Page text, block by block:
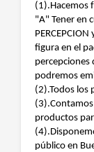
(1).Hacemos
"A" Tener en
figura en el
percepciones
podremos
(2).Todos los
productos
público en